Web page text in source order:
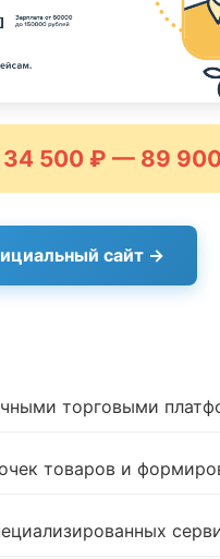
34 500 ₽ — 89
сайт →
торговыми
товаров и